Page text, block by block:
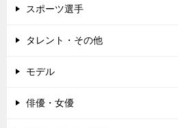
スポーツ選手
タレント・その他
モデル
俳優・女優